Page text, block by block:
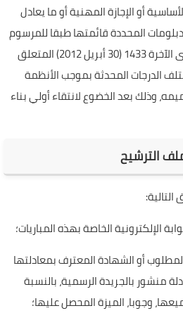
أو الإجازة المهنية أو ما يعادل
المحددة قائمتها طبقا للمرسوم
رقم 2.12.90 الصادر في 8 جمادى الآخرة 1433 (30 أبريل 2012) المتعلق
الدرجات المحدثة بموجب الأنظمة
وذلك بعد الخضوع لانتقاء أولي بناء
الترشيح
الإلكترونية الخاصة بهذه المباريات؛
أو الشهادة المعترف بمعادلتها
منشور بالجريدة الرسمية، بالنسبة
وجوبا، الميزة المحصل عليها؛